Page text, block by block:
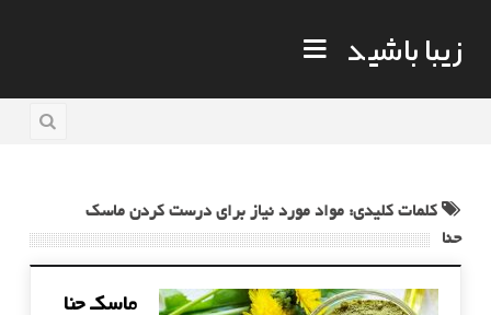
زیبا باشید
کلمات کلیدی: مواد مورد نیاز برای درست کردن ماسک
حنا
ماسک حنا